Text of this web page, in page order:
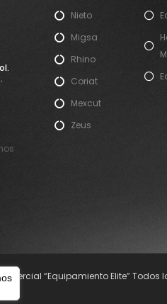
Nieto
Migsa
Rhino
Coriat
Mexcut
Zeus
“Equipamiento Elite” Todos